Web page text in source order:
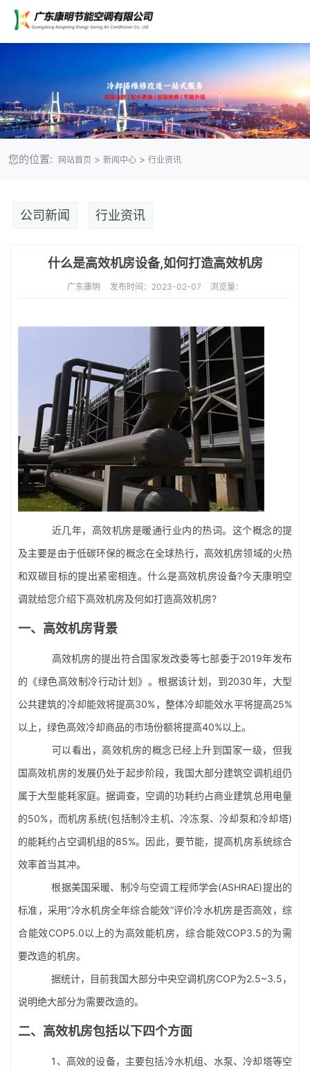
您的位置: 网站首页 > 新闻中心> 行业资讯
公司新闻 行业资讯
什么是高效机房设备,如何打造高效机房
广东康明 发布时间：2023-02-07 浏览量：
近几年， 高效机房是暖通行业内的热词。这个概念的提
及主要是由于低碳环保的概念在全球热行，高效机房领域的火热
和双碳目标的提出紧密相连。什么是高效机房设备?今天康明空
调就给您介绍下高效机房及何如打造高效机房?
一、高效机房背景
高效机房的提出符合国家发改委等七部委于2019年发布
的《绿色高效制冷行动计划》。根据该计划，到2030年，大型
公共建筑的冷却能效将提高30%，整体冷却能效水平将提高25%
以上，绿色高效冷却商品的市场份额将提高40%以上。
可以看出，高效机房的概念已经上升到国家一级，但我
国高效机房的发展仍处于起步阶段，我国大部分建筑空调机组仍
属于大型能耗家庭。据调查，空调的功耗约占商业建筑总用电量
的50%，而机房系统(包括制冷主机、冷冻泵、冷却泵和冷却塔)
的能耗约占空调机组的85%。因此，要节能，提高机房系统综合
效率首当其冲。
根据美国采暖、制冷与空调工程师学会(ASHRAE)提出的
标准，采用“冷水机房全年综合能效”评价冷水机房是否高效，综
合能效COP5.0以上的为高效能机房，综合能效COP3.5的为需
要改造的机房。
据统计，目前我国大部分中央空调机房COP为2.5~3.5，
说明绝大部分为需要改造的。
二、高效机房包括以下四个方面
1、高效的设备，主要包括冷水机组、 水泵、冷却塔等空